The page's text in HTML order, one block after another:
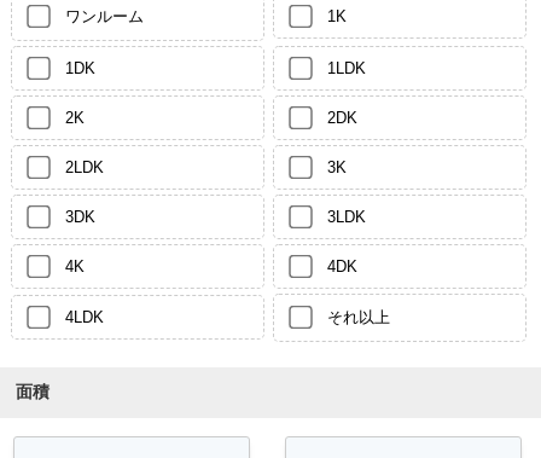
ワンルーム 1K
1DK 1LDK
2K 2DK
2LDK 3K
3DK 3LDK
4K 4DK
4LDK それ以上
面積